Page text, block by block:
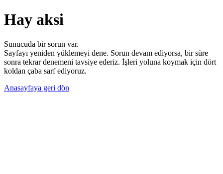
Hay aksi
Sunucuda bir sorun var.
Sayfayı yeniden yüklemeyi dene. Sorun devam ediyorsa, bir süre
sonra tekrar denemeni tavsiye ederiz. İşleri yoluna koymak için dört
koldan çaba sarf ediyoruz.
Anasayfaya geri dön